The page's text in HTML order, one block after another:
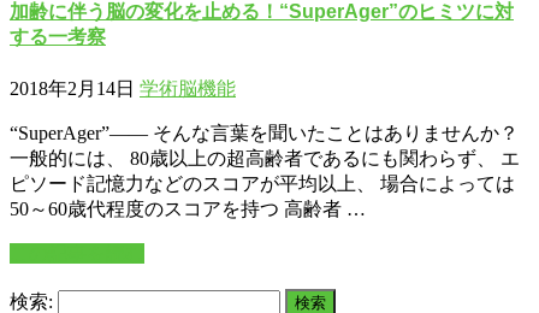
加齢に伴う脳の変化を止める！“SuperAger”のヒミツに対
する一考察
2018年2月14日 学術脳機能
“SuperAger”―― そんな言葉を聞いたことはありませんか？
一般的には、 80歳以上の超高齢者であるにも関わらず、 エ
ピソード記憶力などのスコアが平均以上、 場合によっては
50～60歳代程度のスコアを持つ 高齢者 …
検索: